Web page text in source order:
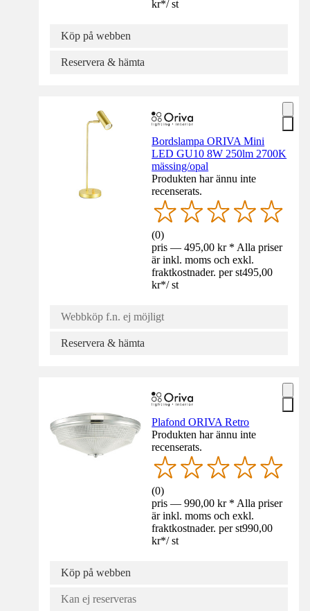
kr*/ st
Köp på webben
Reservera & hämta
Bordslampa ORIVA Mini
LED GU10 8W 250lm 2700K
mässing/opal
Produkten har ännu inte
recenserats.
(0)
pris — 495,00 kr * Alla priser
är inkl. moms och exkl.
fraktkostnader. per st495,00
kr*/ st
Webbköp f.n. ej möjligt
Reservera & hämta
Plafond ORIVA Retro
Produkten har ännu inte
recenserats.
(0)
pris — 990,00 kr * Alla priser
är inkl. moms och exkl.
fraktkostnader. per st990,00
kr*/ st
Köp på webben
Kan ej reserveras